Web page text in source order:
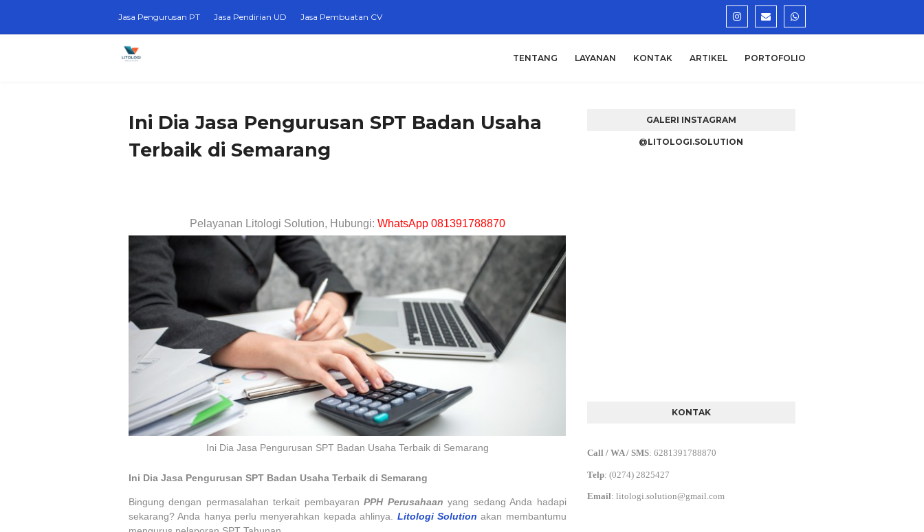
Jasa Pengurusan PT Jasa Pendirian UD Jasa Pembuatan CV
TENTANG LAYANAN KONTAK ARTIKEL PORTOFOLIO
Ini Dia Jasa Pengurusan SPT Badan Usaha
Terbaik di Semarang
Pelayanan Litologi Solution, Hubungi: WhatsApp 081391788870
Ini Dia Jasa Pengurusan SPT Badan Usaha Terbaik di Semarang
Ini Dia Jasa Pengurusan SPT Badan Usaha Terbaik di Semarang
Bingung dengan permasalahan terkait pembayaranPPH Perusahaan yang sedang Anda hadapi
sekarang? Anda hanya perlu menyerahkan kepada ahlinya. Litologi Solution akan membantumu
GALERI INSTAGRAM
@LITOLOGI.SOLUTION
KONTAK
Call / WA / SMS: 6281391788870
Telp: (0274) 2825427
Email: litologi.solution@gmail.com